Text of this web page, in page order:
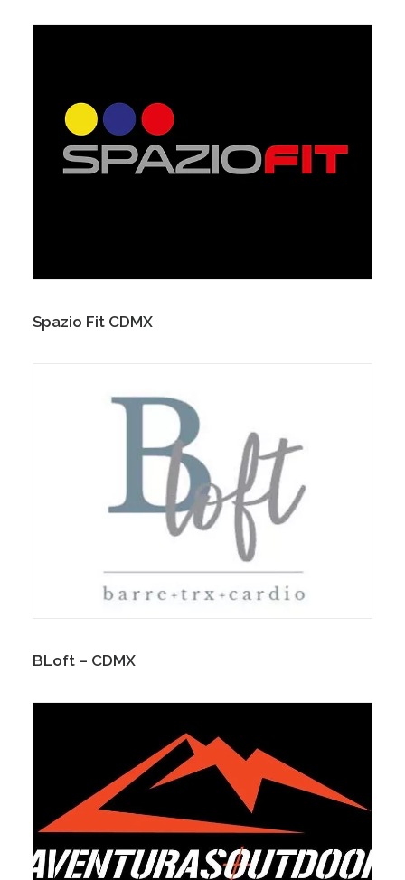
Spazio Fit CDMX
BLoft – CDMX